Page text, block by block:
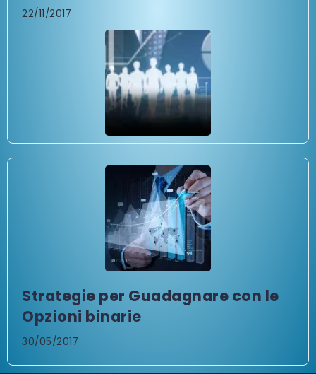
22/11/2017
Strategie per Guadagnare con le
Opzioni binarie
30/05/2017